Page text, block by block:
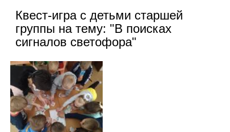
Квест-игра с детьми старшей
группы на тему: "В поисках
сигналов светофора"